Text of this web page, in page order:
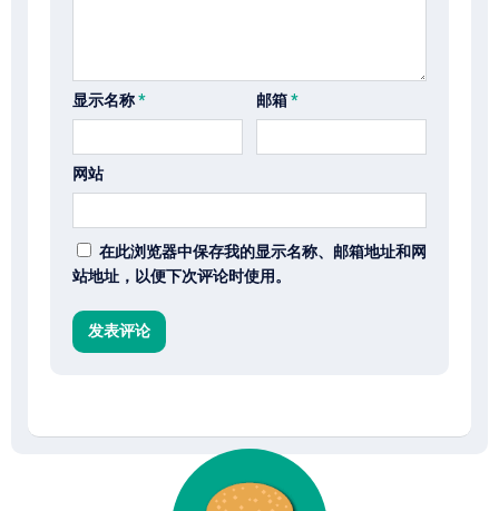
显示名称* 邮箱*
网站
在此浏览器中保存我的显示名称、邮箱地址和网
站地址，以便下次评论时使用。